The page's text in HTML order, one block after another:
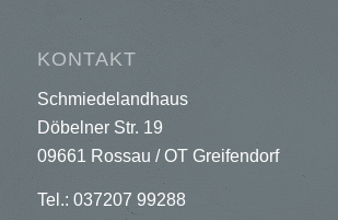
KONTAKT
Schmiedelandhaus
Döbelner Str. 19
09661 Rossau / OT Greifendorf
Tel.: 037207 99288